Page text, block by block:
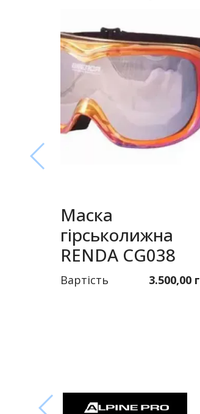
Маска
гірськолижна
RENDA CG038
Вартість 3.500,00